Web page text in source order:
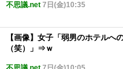
不思議.net 7日(金)10:35
【画像】女子「弱男のホテルへ
（笑）」⇒ｗ